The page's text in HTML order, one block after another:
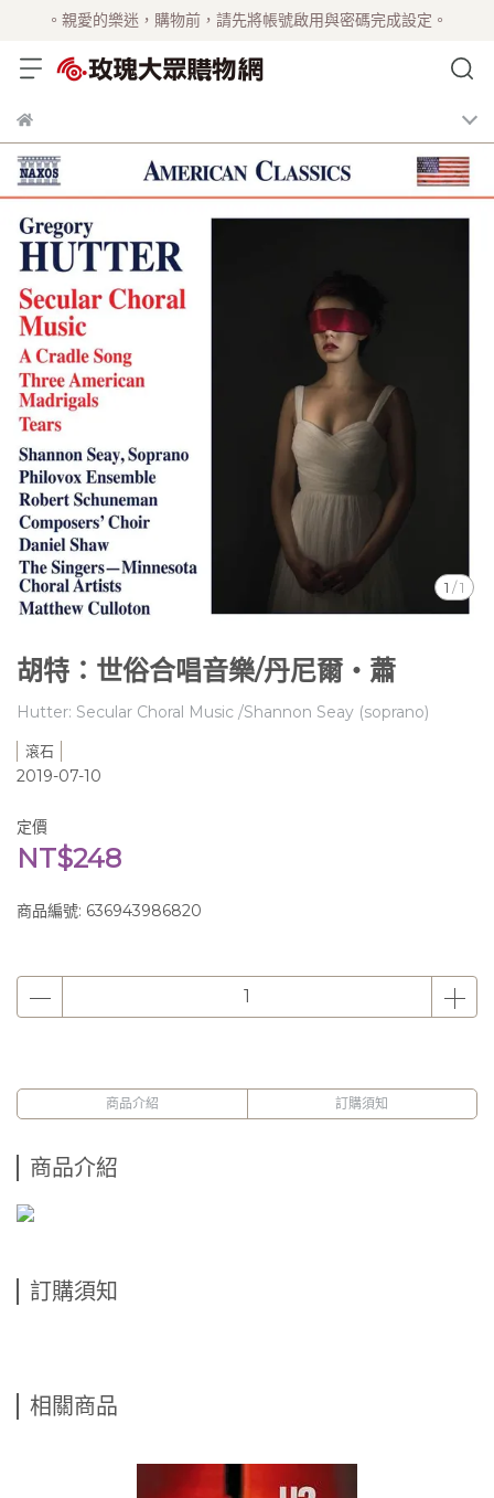
。親愛的樂迷，購物前，請先將帳號啟用與密碼完成設定。
1 /1
胡特：世俗合唱音樂/丹尼爾‧蕭
Hutter: Secular Choral Music /Shannon Seay (soprano)
滾石
2019-07-10
定價
NT$248
商品編號: 636943986820
商品介紹 訂購須知
商品介紹
訂購須知
相關商品